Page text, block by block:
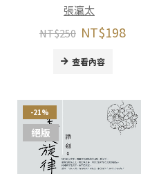
張瀛太
NT$250 NT$198
查看內容
-21%
絕版